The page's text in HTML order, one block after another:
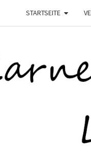
STARTSEITE